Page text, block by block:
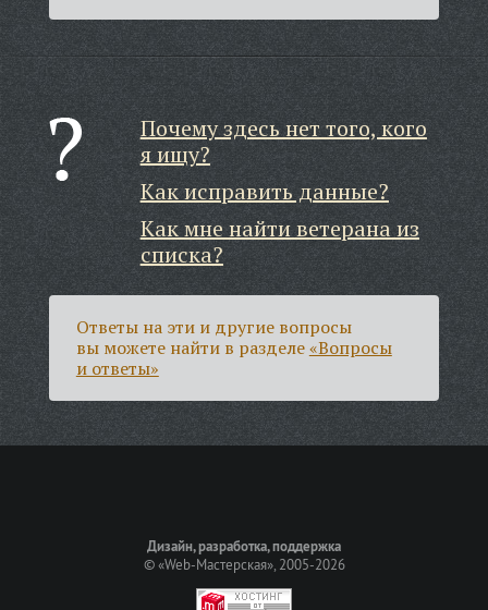
Почему здесь нет того, кого
я ищу?
Как исправить данные?
Как мне найти ветерана из
списка?
Ответы на эти и другие вопросы
вы можете найти в разделе«Вопросы
и ответы»
Дизайн, разработка, поддержка
©«Web-Мастерская», 2005-2026